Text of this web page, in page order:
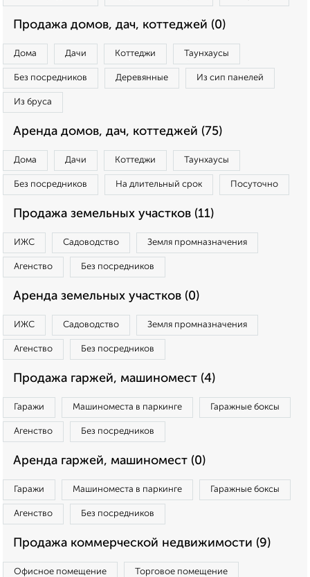
Продажа домов, дач, коттеджей (0)
Дома Дачи Коттеджи Таунхаусы
Без посредников Деревянные Из сип панелей
Из бруса
Аренда домов, дач, коттеджей (75)
Дома Дачи Коттеджи Таунхаусы
Без посредников На длительный срок Посуточно
Продажа земельных участков (11)
ИЖС Садоводство Земля промназначения
Агенство Без посредников
Аренда земельных участков (0)
ИЖС Садоводство Земля промназначения
Агенство Без посредников
Продажа гаржей, машиномест (4)
Гаражи Машиноместа в паркинге Гаражные боксы
Агенство Без посредников
Аренда гаржей, машиномест (0)
Гаражи Машиноместа в паркинге Гаражные боксы
Агенство Без посредников
Продажа коммерческой недвижимости (9)
Офисное помещение Торговое помещение